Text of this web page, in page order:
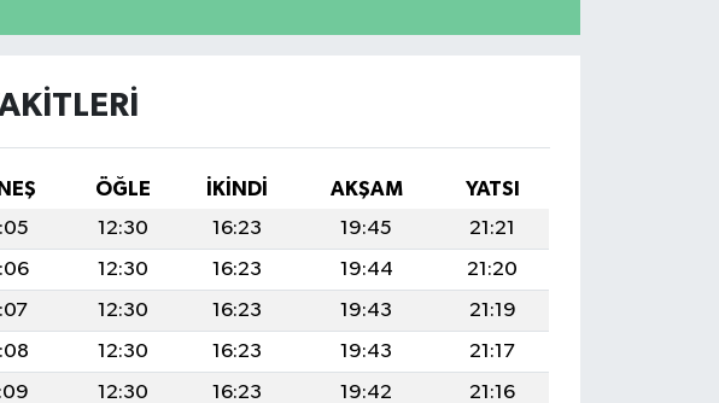
ÖĞLE İKINDI AKŞAM
YATSI
12:30 16:23 19:45
21:21
12:30 16:23 19:44
21:20
12:30 16:23 19:43
21:19
12:30 16:23 19:43
21:17
12:30 16:23 19:42
21:16